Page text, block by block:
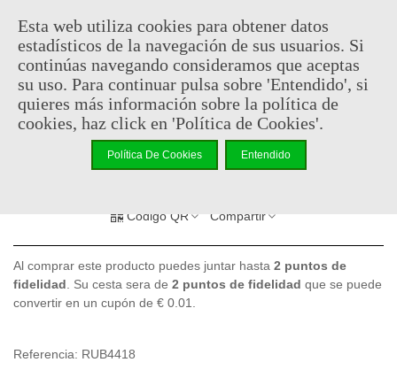
5,95 € (impuestos inc.)
escribir una revisión
En stock, envío en 24/48h
Código QR Compartir
Al comprar este producto puedes juntar hasta 2 puntos de
fidelidad . Su cesta sera de 2 puntos de fidelidad que se puede
convertir en un cupón de € 0.01
Referencia: RUB4418
Esta web utiliza cookies para obtener datos
estadísticos de la navegación de sus usuarios. Si
continúas navegando consideramos que aceptas
su uso. Para continuar pulsa sobre 'Entendido', si
quieres más información sobre la política de
cookies, haz click en 'Política de Cookies'.
Política De Cookies Entendido